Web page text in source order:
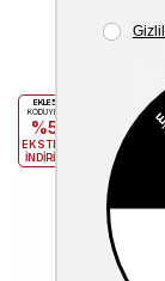
EKLE5
KODUYLA
%5
EKSTRA
İNDİRİM